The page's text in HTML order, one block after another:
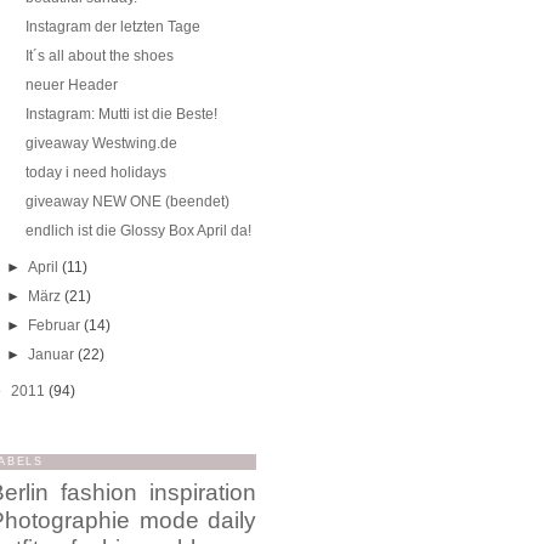
Instagram der letzten Tage
It´s all about the shoes
neuer Header
Instagram: Mutti ist die Beste!
giveaway Westwing.de
today i need holidays
giveaway NEW ONE (beendet)
endlich ist die Glossy Box April da!
►April(11)
►
März(21)
►
Februar(14)
►Januar(22)
2011 (94)
fashion inspiration
mode daily